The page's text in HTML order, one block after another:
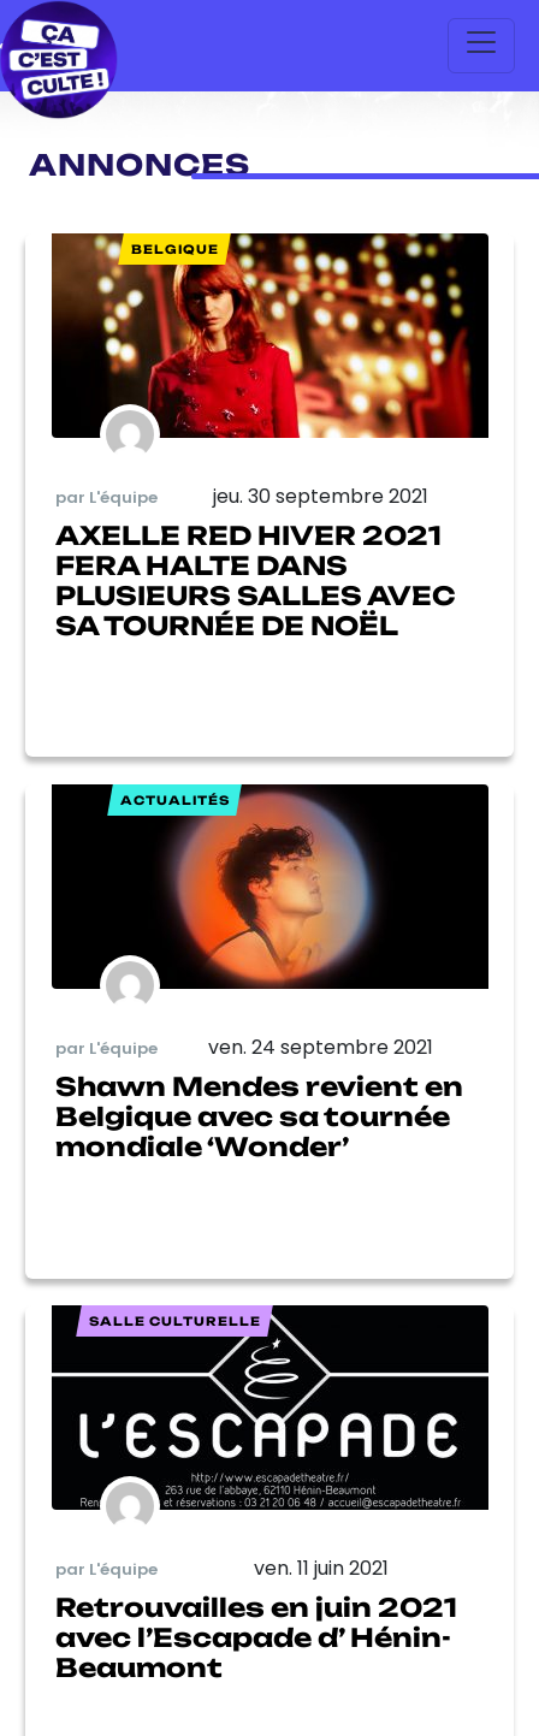
ANNONCES
BELGIQUE
par L'équipe jeu. 30 septembre 2021
AXELLE RED HIVER 2021
FERA HALTE DANS
PLUSIEURS SALLES AVEC
SA TOURNÉE DE NOËL
ACTUALITÉS
par L'équipe ven. 24 septembre 2021
Shawn Mendes revient en
Belgique avec sa tournée
mondiale ‘Wonder’
SALLE CULTURELLE
par L'équipe ven. 11 juin 2021
Retrouvailles en juin 2021
avec l’Escapade d’ Hénin-
Beaumont